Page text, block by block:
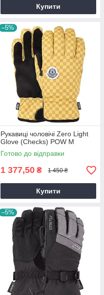
Купити
–5%
Рукавиці чоловічі Zero Light
Glove (Checks) POW M
Готово до відправки
1 377,50 ₴ 1 450 ₴
Купити
–5%